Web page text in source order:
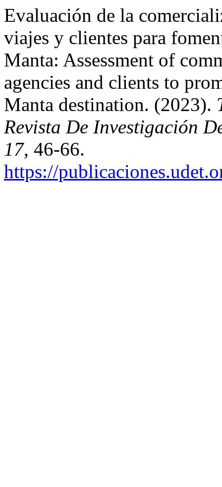
Evaluación de la
viajes y clientes para
Manta: Assessment of
agencies and clients to
Manta destination. (2023).
Revista De Investigación
17, 46-66.
https://